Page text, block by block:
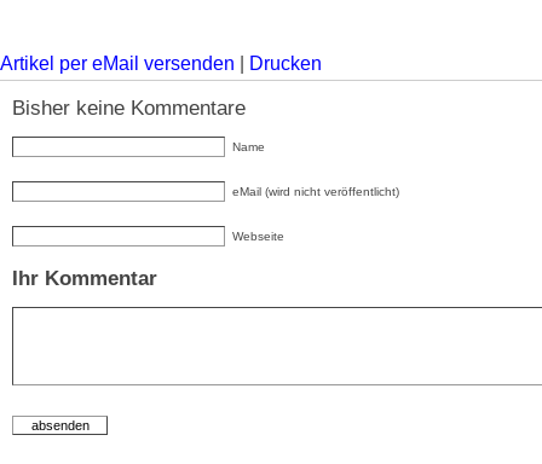
Artikel per eMail versenden Drucken
Bisher keine Kommentare
Name
eMail (wird nicht veröffentlicht)
Webseite
Ihr Kommentar